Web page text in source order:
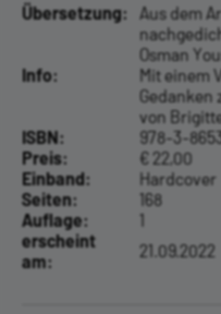
Übersetzung:
Aus dem
Osman
Info:
Mit einem
Gedanken
von
ISBN:
978-3-
Preis:
€ 22,00
Einband:
Hardcover
Seiten:
168
Auflage:
1
erscheint
am:
21.09.2022